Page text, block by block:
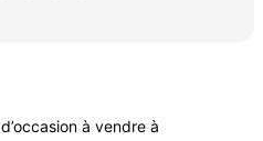
d’occasion à vendre à